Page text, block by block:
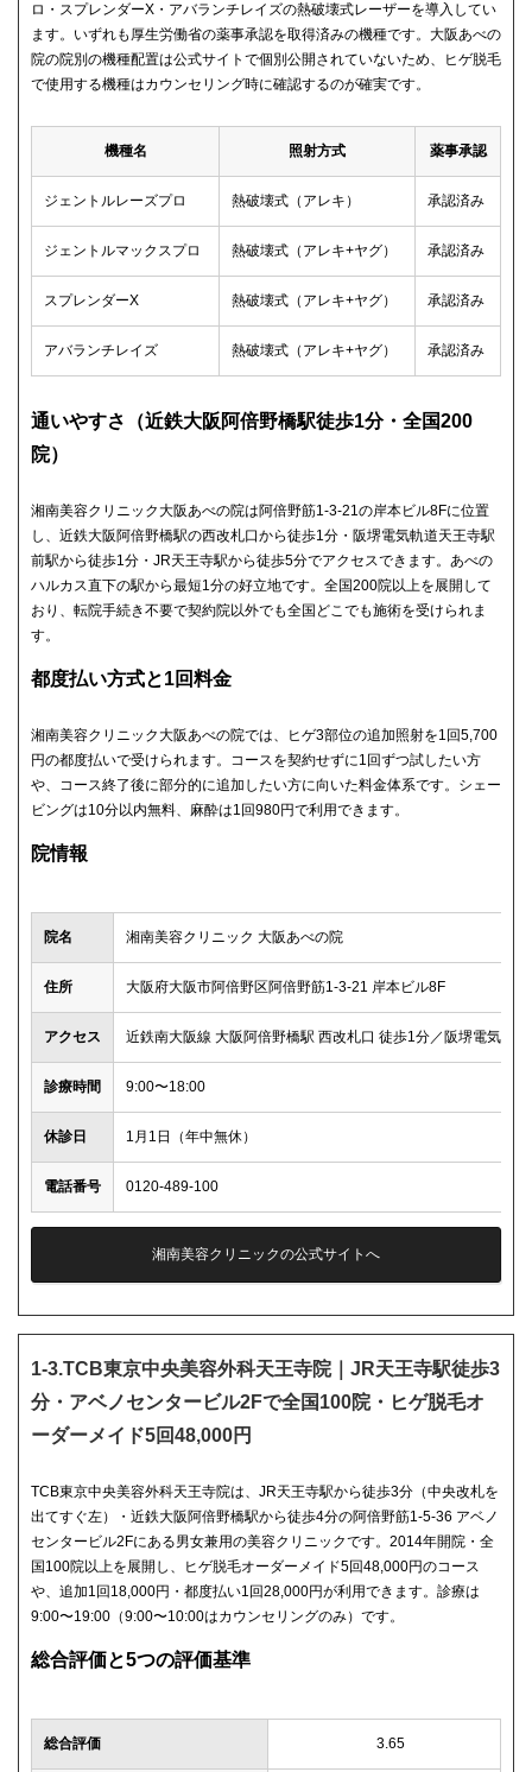
ロ・スプレンダーX・アバランチレイズの熱破壊式レーザーを導入してい
ます。いずれも厚生労働省の薬事承認を取得済みの機種です。大阪あべの
院の院別の機種配置は公式サイトで個別公開されていないため、ヒゲ脱毛
で使用する機種はカウンセリング時に確認するのが確実です。
機種名 照射方式 薬事承認
ジェントルレーズプロ 熱破壊式（アレキ） 承認済み
ジェントルマックスプロ 熱破壊式（アレキ+ヤグ） 承認済み
スプレンダーX 熱破壊式（アレキ+ヤグ） 承認済み
アバランチレイズ 熱破壊式（アレキ+ヤグ） 承認済み
通いやすさ（近鉄大阪阿倍野橋駅徒歩1分・全国200
院）
湘南美容クリニック大阪あべの院は阿倍野筋1-3-21の岸本ビル8Fに位置
し、近鉄大阪阿倍野橋駅の西改札口から徒歩1分・阪堺電気軌道天王寺駅
前駅から徒歩1分・JR天王寺駅から徒歩5分でアクセスできます。あべの
ハルカス直下の駅から最短1分の好立地です。全国200院以上を展開して
おり、転院手続き不要で契約院以外でも全国どこでも施術を受けられま
す。
都度払い方式と1回料金
湘南美容クリニック大阪あべの院では、ヒゲ3部位の追加照射を1回5,700
円の都度払いで受けられます。コースを契約せずに1回ずつ試したい方
や、コース終了後に部分的に追加したい方に向いた料金体系です。シェー
ビングは10分以内無料、麻酔は1回980円で利用できます。
院情報
院名 湘南美容クリニック 大阪あべの院
住所 大阪府大阪市阿倍野区阿倍野筋1-3-21 岸本ビル8F
アクセス 近鉄南大阪線 大阪阿倍野橋駅 西改札口 徒歩1分／阪堺電気軌
診療時間 9:00〜18:00
休診日 1月1日（年中無休）
電話番号 0120-489-100
湘南美容クリニックの公式サイトへ
1-3.TCB東京中央美容外科天王寺院｜JR天王寺駅徒歩3
分・アベノセンタービル2Fで全国100院・ヒゲ脱毛オ
ーダーメイド5回48,000円
TCB東京中央美容外科天王寺院は、JR天王寺駅から徒歩3分（中央改札を
出てすぐ左）・近鉄大阪阿倍野橋駅から徒歩4分の阿倍野筋1-5-36 アベノ
センタービル2Fにある男女兼用の美容クリニックです。2014年開院・全
国100院以上を展開し、ヒゲ脱毛オーダーメイド5回48,000円のコース
や、追加1回18,000円・都度払い1回28,000円が利用できます。診療は
9:00〜19:00（9:00〜10:00はカウンセリングのみ）です。
総合評価と5つの評価基準
総合評価 3.65